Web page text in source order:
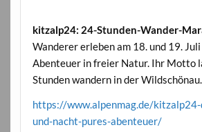
kitzalp24: 24-Stunden-Wander-
Wanderer erleben am 18. und 19.
Abenteuer in freier Natur. Ihr Motto
Stunden wandern in der Wildschönau.
https://www.alpenmag.de/
und-nacht-pures-abenteuer/